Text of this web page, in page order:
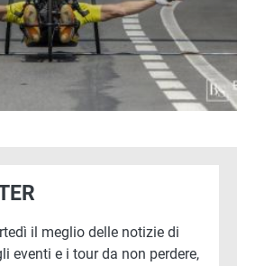
il meglio delle notizie di
eventi e i tour da non perdere,